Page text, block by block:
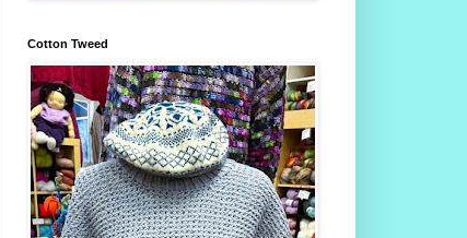
Cotton Tweed